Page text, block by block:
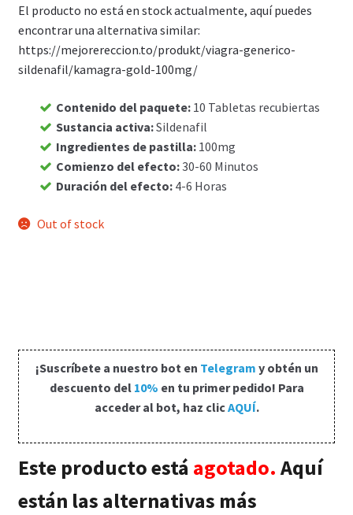
Carrito
Condiciones
Contactos
Formas de envío
Formas de pago
Política de privacidad
Preguntas frecuentes
Productos
Sobre nosotros
El producto no está en stock actualmente, aquí puedes
encontrar una alternativa similar:
https://mejorereccion.to/produkt/viagra-generico-
sildenafil/kamagra-gold-100mg/
Contenido del paquete: 10 Tabletas recubiertas
Sustancia activa:Sildenafil
Ingredientes de pastilla: 100mg
Comienzo del efecto:30-60 Minutos
Duración del efecto: 4-6 Horas
Out of stock
¡Suscríbete a nuestro bot en Telegram y obtén un
descuento del 10% en tu primer pedido! Para
acceder al bot, haz clicAQUÍ.
Este producto está agotado. Aquí
están las alternativas más